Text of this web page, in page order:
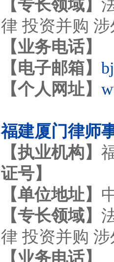
【专长领域】
律 投资并购
【业务电话】
【电子邮箱】
【个人网址】
福建厦门律师
【执业机构】
证号】
【单位地址】
【专长领域】
律 投资并购
【业务电话】